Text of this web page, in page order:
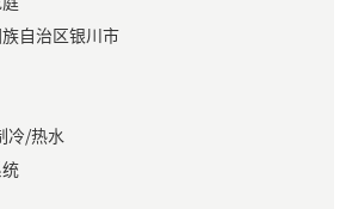
自治区银川市
冷/热水